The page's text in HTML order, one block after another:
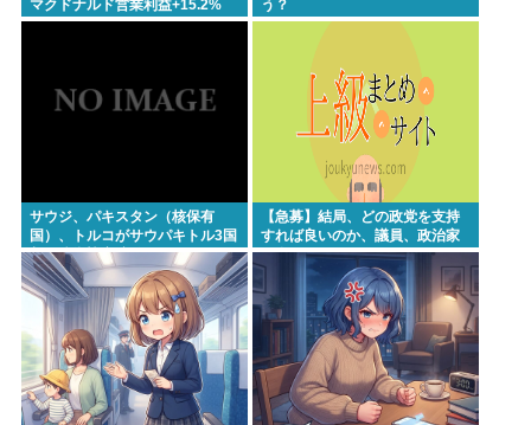
マクドナルド営業利益+15.2%
う？
サウジ、パキスタン（核保有
国）、トルコがサウパキトル3国
相互防衛協定締結
【急募】結局、どの政党を支持
すれば良いのか、議員、政治家
は全員悪か